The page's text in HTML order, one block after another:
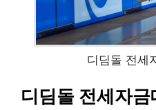
디딤돌 전세
디딤돌 전세자금